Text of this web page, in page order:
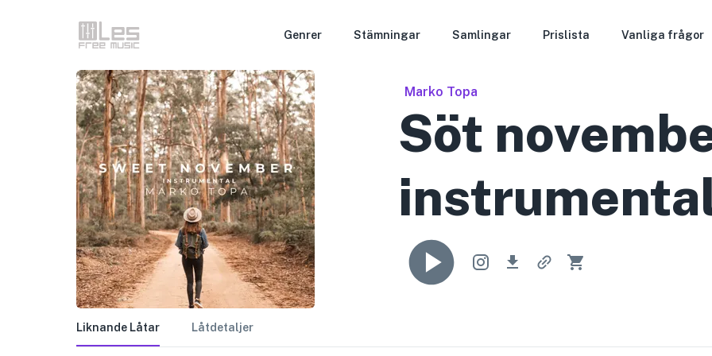
Genrer Stämningar Samlingar Prislista Vanliga frågor
Marko Topa
Söt
Liknande Låtar Låtdetaljer